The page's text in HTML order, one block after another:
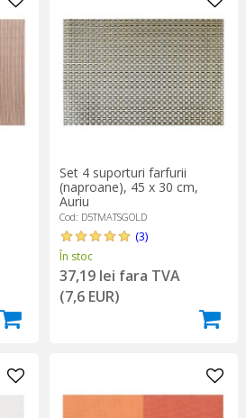
Set 4 suporturi farfurii
(naproane), 45 x 30 cm,
Auriu
Cod: D5TMATSGOLD
(3)
În stoc
37,19 lei fara TVA
(7,6 EUR)